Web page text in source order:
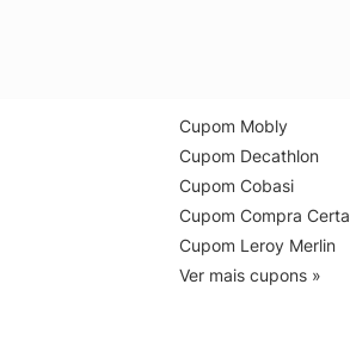
Cupom Mobly
Cupom Decathlon
Cupom Cobasi
Cupom Compra Certa
Cupom Leroy Merlin
Ver mais cupons »